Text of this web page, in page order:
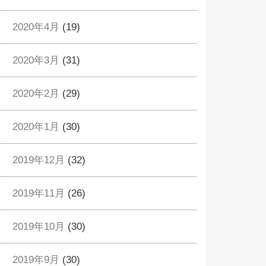
2020年4月 (19)
2020年3月 (31)
2020年2月 (29)
2020年1月 (30)
2019年12月 (32)
2019年11月 (26)
2019年10月 (30)
2019年9月 (30)